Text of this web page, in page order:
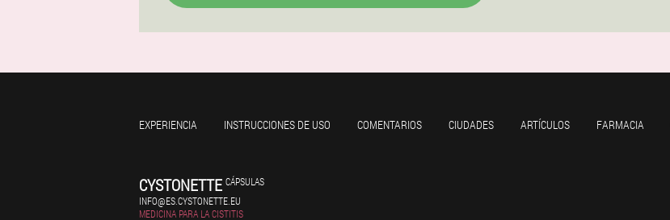
EXPERIENCIA INSTRUCCIONES DE USO COMENTARIOS CIUDADES ARTÍCULOS FARMACIA
CYSTONETTE CÁPSULAS
INFO@ES.CYSTONETTE.EU
MEDICINA PARA LA CISTITIS